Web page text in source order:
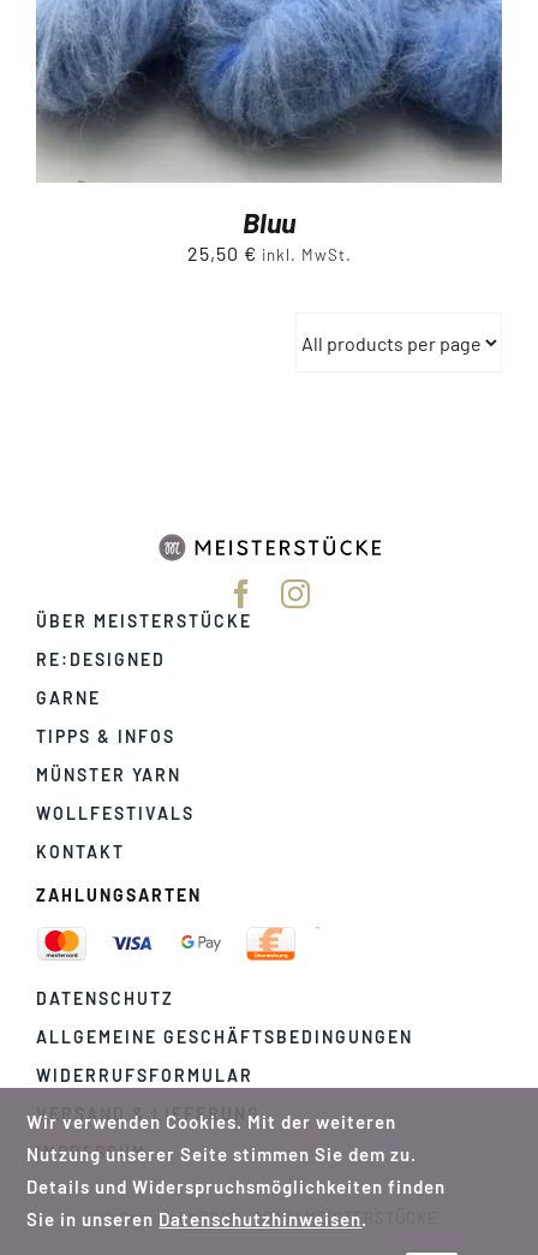
Bluu
25,50 € inkl. MwSt.
ÜBER MEISTERSTÜCKE
RE:DESIGNED
GARNE
TIPPS & INFOS
MÜNSTER YARN
WOLLFESTIVALS
KONTAKT
ZAHLUNGSARTEN
DATENSCHUTZ
ALLGEMEINE GESCHÄFTSBEDINGUNGEN
WIDERRUFSFORMULAR
VERSAND & LIEFERUNG
IMPRESSUM
© Copyright 2012 - 2026 | MEISTERSTÜCKE
Wir verwenden Cookies. Mit der weiteren
Nutzung unserer Seite stimmen Sie dem zu.
Details und Widerspruchsmöglichkeiten finden
Sie in unseren Datenschutzhinweisen.